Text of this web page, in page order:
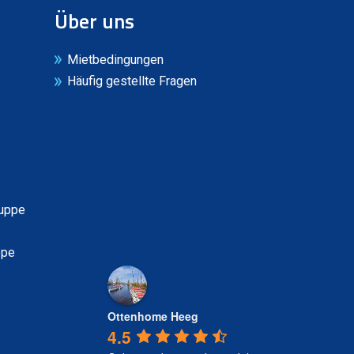
Über uns
Mietbedingungen
Häufig gestellte Fragen
Ottenhome Heeg
4.5